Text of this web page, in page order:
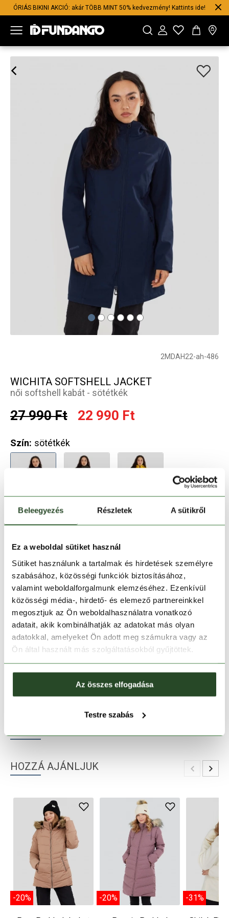
Beleegyezés Részletek A sütikről
Ez a weboldal sütiket használ
Sütiket használunk a tartalmak és hirdetések személyre
szabásához, közösségi funkciók biztosításához,
valamint weboldalforgalmunk elemzéséhez. Ezenkívül
közösségi média-, hirdető- és elemező partnereinkkel
megosztjuk az Ön weboldalhasználatra vonatkozó
adatait, akik kombinálhatják az adatokat más olyan
adatokkal, amelyeket Ön adott meg számukra vagy az
Ön által használt más szolgáltatásokból gyűjtöttek.
Az összes elfogadása
Testre szabás
ÓRIÁS BIKINI AKCIÓ: akár TÖBB MINT 50% kedvezmény! Kattints ide!
2MDAH22-ah-486
WICHITA SOFTSHELL JACKET
női softshell kabát - sötétkék
27 990 Ft 22 990 Ft
Szín: sötétkék
Kosárba teszem
Melyik üzletben elérhető|Foglalás
30 napos visszaküldés
1-2 munkanapos szállítás
HOZZÁ AJÁNLJUK
-20% -20% -31%